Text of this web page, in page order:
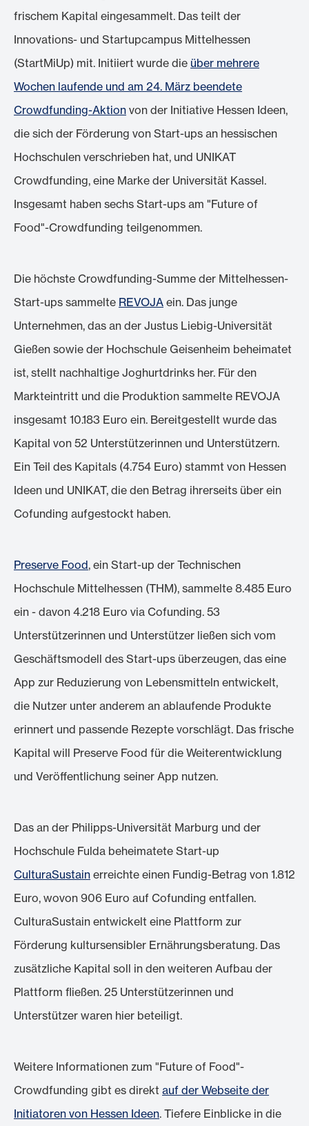
frischem Kapital eingesammelt. Das teilt der
Innovations- und Startupcampus Mittelhessen
(StartMiUp) mit. Initiiert wurde die über mehrere
Wochen laufende und am 24. März beendete
Crowdfunding-Aktion von der Initiative Hessen Ideen,
die sich der Förderung von Start-ups an hessischen
Hochschulen verschrieben hat, und UNIKAT
Crowdfunding, eine Marke der Universität Kassel.
Insgesamt haben sechs Start-ups am "Future of
Food"-Crowdfunding teilgenommen.
Die höchste Crowdfunding-Summe der Mittelhessen-
Start-ups sammelte REVOJA ein. Das junge
Unternehmen, das an der Justus Liebig-Universität
Gießen sowie der Hochschule Geisenheim beheimatet
ist, stellt nachhaltige Joghurtdrinks her. Für den
Markteintritt und die Produktion sammelte REVOJA
insgesamt 10.183 Euro ein. Bereitgestellt wurde das
Kapital von 52 Unterstützerinnen und Unterstützern.
Ein Teil des Kapitals (4.754 Euro) stammt von Hessen
Ideen und UNIKAT, die den Betrag ihrerseits über ein
Cofunding aufgestockt haben.
Preserve Food, ein Start-up der Technischen
Hochschule Mittelhessen (THM), sammelte 8.485 Euro
ein - davon 4.218 Euro via Cofunding. 53
Unterstützerinnen und Unterstützer ließen sich vom
Geschäftsmodell des Start-ups überzeugen, das eine
App zur Reduzierung von Lebensmitteln entwickelt,
die Nutzer unter anderem an ablaufende Produkte
erinnert und passende Rezepte vorschlägt. Das frische
Kapital will Preserve Food für die Weiterentwicklung
und Veröffentlichung seiner App nutzen.
Das an der Philipps-Universität Marburg und der
Hochschule Fulda beheimatete Start-up
CulturaSustain erreichte einen Fundig-Betrag von 1.812
Euro, wovon 906 Euro auf Cofunding entfallen.
CulturaSustain entwickelt eine Plattform zur
Förderung kultursensibler Ernährungsberatung. Das
zusätzliche Kapital soll in den weiteren Aufbau der
Plattform fließen. 25 Unterstützerinnen und
Unterstützer waren hier beteiligt.
Weitere Informationen zum "Future of Food"-
Crowdfunding gibt es direkt auf der Webseite der
Initiatoren von Hessen Ideen. Tiefere Einblicke in die